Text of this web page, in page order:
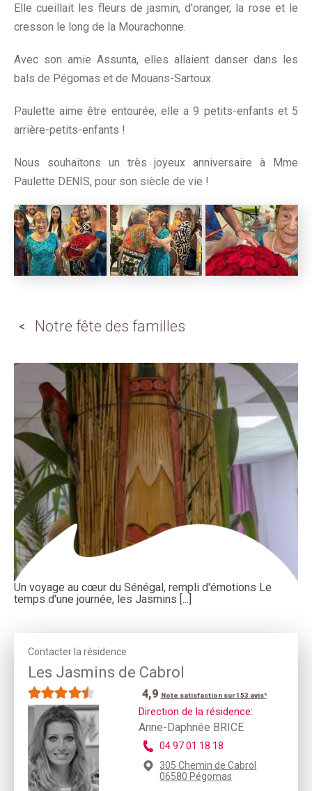
Elle cueillait les fleurs de jasmin, d'oranger, la rose et le
cresson le long de la Mourachonne.
Avec son amie Assunta, elles allaient danser dans les
bals de Pégomas et de Mouans-Sartoux.
Paulette aime être entourée, elle a 9 petits-enfants et 5
arrière-petits-enfants !
Nous souhaitons un très joyeux anniversaire à Mme
Paulette DENIS, pour son siècle de vie !
Notre fête des familles
Un voyage au cœur du Sénégal, rempli d'émotions Le
temps d'une journée, les Jasmins [...]
Contacter la résidence
Les Jasmins de Cabrol
4,9 Note satisfaction sur 153 avis*
Direction de la résidence:
Anne-Daphnée BRICE
04 97 01 18 18
305 Chemin de Cabrol
06580 Pégomas